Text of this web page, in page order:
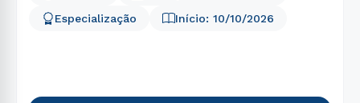
Especialização
Início: 10/10/2026